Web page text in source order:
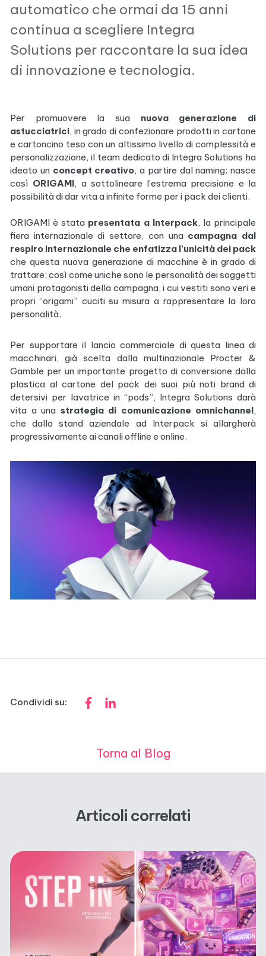
automatico che ormai da 15 anni
continua a scegliere Integra
Solutions per raccontare la sua idea
di innovazione e tecnologia.
Per promuovere la sua nuova generazione di
astucciatrici, in grado di confezionare prodotti in cartone
e cartoncino teso con un altissimo livello di complessità e
personalizzazione, il team dedicato di Integra Solutions ha
ideato un concept creativo, a partire dal naming: nasce
così ORIGAMI, a sottolineare l’estrema precisione e la
possibilità di dar vita a infinite forme per i pack dei clienti.
ORIGAMI è stata presentata a Interpack, la principale
fiera internazionale di settore, con una campagna dal
respiro internazionale che enfatizza l’unicità dei pack
che questa nuova generazione di macchine è in grado di
trattare; così come uniche sono le personalità dei soggetti
umani protagonisti della campagna, i cui vestiti sono veri e
propri “origami” cuciti su misura a rappresentare la loro
personalità.
Per supportare il lancio commerciale di questa linea di
macchinari, già scelta dalla multinazionale Procter &
Gamble per un importante progetto di conversione dalla
plastica al cartone del pack dei suoi più noti brand di
detersivi per lavatrice in “pods”, Integra Solutions darà
vita a una strategia di comunicazione omnichannel,
che dallo stand aziendale ad Interpack si allargherà
progressivamente ai canali offline e online.
Condividi su:
Torna al Blog
Articoli correlati